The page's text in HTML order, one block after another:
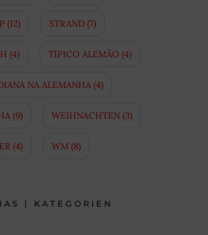
(12) STRAND(7)
(4) TÍPICO ALEMÃO (4)
NA ALEMANHA (4)
(9) WEIHNACHTEN(3)
(4) WM(8)
| KATEGORIEN